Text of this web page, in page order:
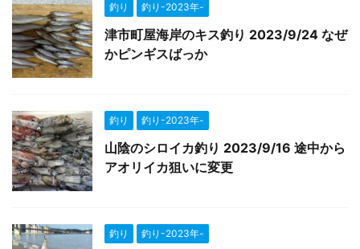
釣り 釣り-2023年-
津市町屋海岸のキス釣り 2023/9/24 なぜ
かピンギスばっか
釣り 釣り-2023年-
山陰のシロイカ釣り 2023/9/16 途中から
アオリイカ狙いに変更
釣り 釣り-2023年-